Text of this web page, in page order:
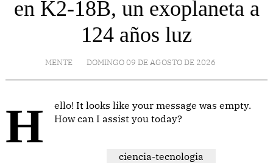
en K2-18B, un exoplaneta a
124 años luz
MENTE DOMINGO 09 DE AGOSTO DE 2026
Hello! It looks like your message was empty. How can I assist you today?
ciencia-tecnologia